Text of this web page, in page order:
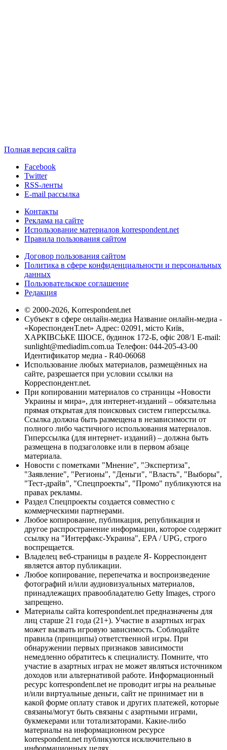
Полная версия сайта
Facebook
Twitter
RSS-ленты
E-mail рассылка
Контакты
Реклама на сайте
Использование материалов korrespondent.net
Правила пользования сайтом
Договор пользования сайтом
Политика в сфере конфиденциальности и персональных
данных
Пользовательское соглашение
Редакция
© 2000-2026, Korrespondent.net
Субъект в сфере онлайн-медиа Название онлайн-медиа -
«КореспонденТ.net» Адрес: 02091, місто Київ,
ХАРКІВСЬКЕ ШОСЕ, будинок 172-Б, офіс 208/1 E-mail:
sunlight@mediadim.com.ua Телефон: 044-205-43-00
Идентификатор медиа - R40-06068
Использование любых материалов, размещённых на
сайте, разрешается при условии ссылки на
Корреспондент.net.
При копировании материалов со страницы «Новости
Украины и мира», для интернет-изданий – обязательна
прямая открытая для поисковых систем гиперссылка.
Ссылка должна быть размещена в независимости от
полного либо частичного использования материалов.
Гиперссылка (для интернет- изданий) – должна быть
размещена в подзаголовке или в первом абзаце
материала.
Новости с пометками "Мнение", "Экспертиза",
"Заявление", "Регионы", "Деньги", "Власть", "Выборы",
"Тест-драйв", "Спецпроекты", "Промо" публикуются на
правах рекламы.
Раздел Спецпроекты создается совместно с
коммерческими партнерами.
Любое копирование, публикация, републикация и
другое распространение информации, которое содержит
ссылку на "Интерфакс-Украина", EPA / UPG, строго
воспрещается.
Владелец веб-страницы в разделе Я- Корреспондент
является автор публикации.
Любое копирование, перепечатка и воспроизведение
фотографий и/или аудиовизуальных материалов,
принадлежащих правообладателю Getty Images, строго
запрещено.
Материалы сайта korrespondent.net предназначены для
лиц старше 21 года (21+). Участие в азартных играх
может вызвать игровую зависимость. Соблюдайте
правила (принципы) ответственной игры. При
обнаружении первых признаков зависимости
немедленно обратитесь к специалисту. Помните, что
участие в азартных играх не может являться источником
доходов или альтернативой работе. Информационный
ресурс korrespondent.net не проводит игры на реальные
и/или виртуальные деньги, сайт не принимает ни в
какой форме оплату ставок и других платежей, которые
связаны/могут быть связаны с азартными играми,
букмекерами или тотализаторами. Какие-либо
материалы на информационном ресурсе
korrespondent.net публикуются исключительно в
информационных целях.